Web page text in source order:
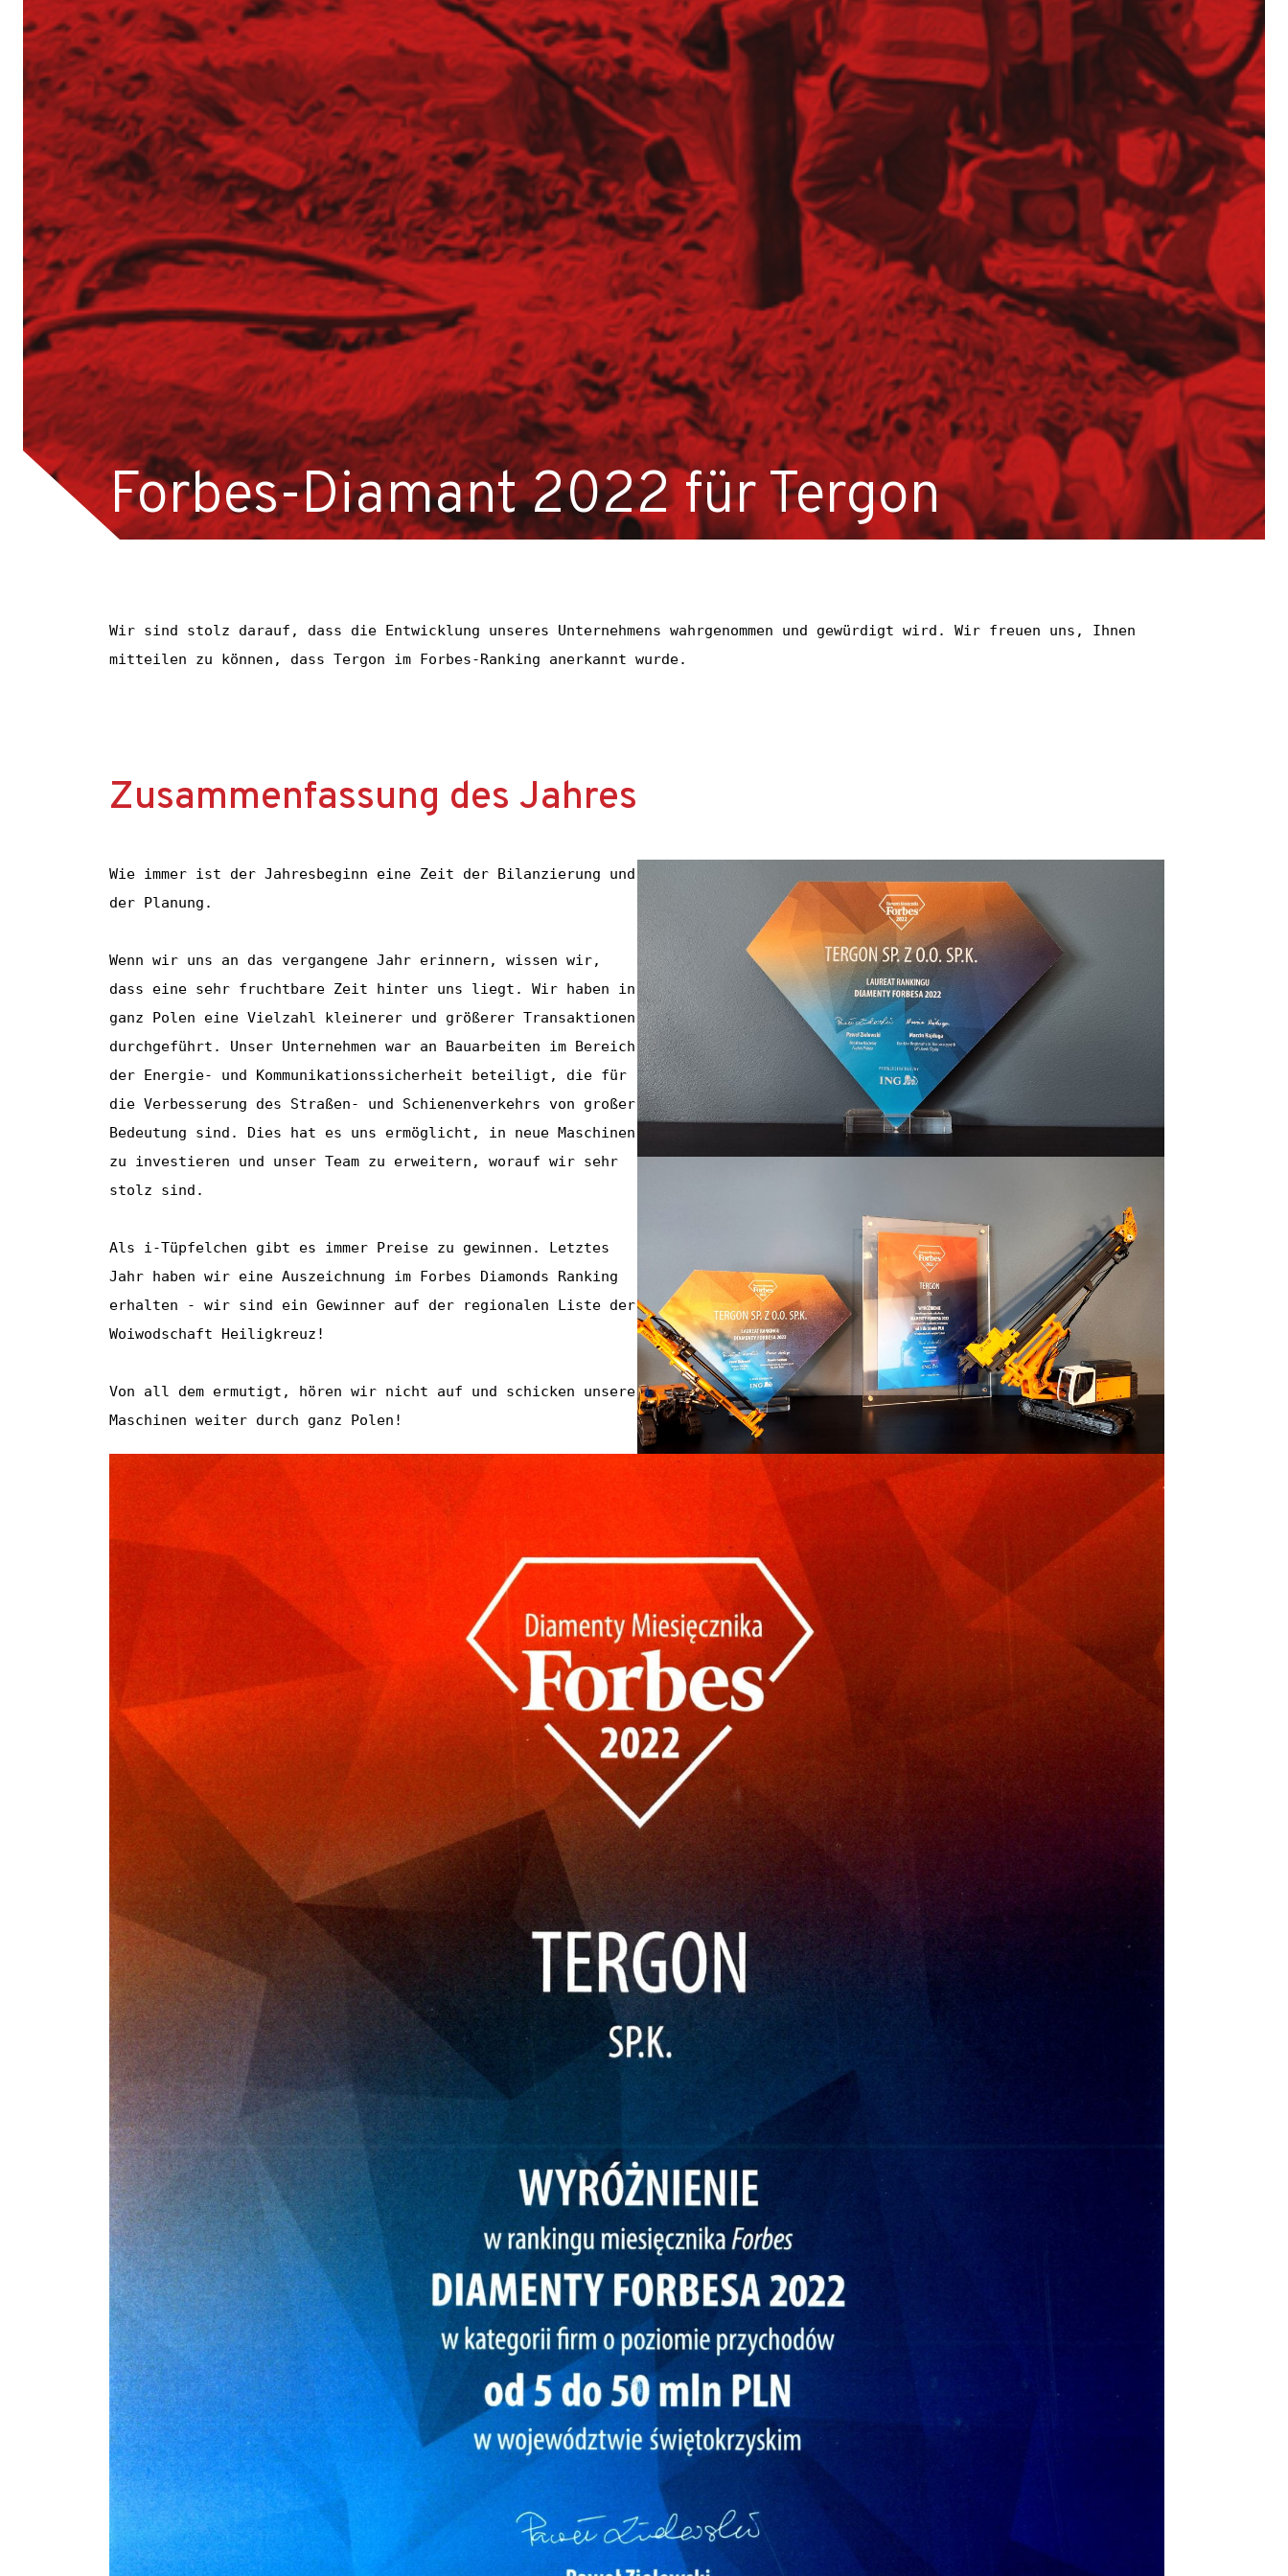
Düsenstrahlsäule
Mikropfähle
Verdrängungspfähle
Dichtungswände und Bodeninjektion
Dichtungsinjektion
Düsenstrahlverfahren
Geothermische Pfähle und Mikropfähle
Sicherung von Hängen und Böschungen
Bodennägel
Stahlnetze
Spritzbeton
Tunnelarbeiten
Karriere
Kontakt
Nachricht
Startseite-old
Forbes-Diamant 2022 für Tergon
Wir sind stolz darauf, dass die Entwicklung unseres Unternehmens wahrgenommen und gewürdigt wird. Wir freuen uns, Ihnen
mitteilen zu können, dass Tergon im Forbes-Ranking anerkannt wurde.
Zusammenfassung des Jahres
Wie immer ist der Jahresbeginn eine Zeit der Bilanzierung und
der Planung.
Wenn wir uns an das vergangene Jahr erinnern, wissen wir,
dass eine sehr fruchtbare Zeit hinter uns liegt. Wir haben in
ganz Polen eine Vielzahl kleinerer und größerer Transaktionen
durchgeführt. Unser Unternehmen war an Bauarbeiten im Bereich
der Energie- und Kommunikationssicherheit beteiligt, die für
die Verbesserung des Straßen- und Schienenverkehrs von großer
Bedeutung sind. Dies hat es uns ermöglicht, in neue Maschinen
zu investieren und unser Team zu erweitern, worauf wir sehr
stolz sind.
Als i-Tüpfelchen gibt es immer Preise zu gewinnen. Letztes
Jahr haben wir eine Auszeichnung im Forbes Diamonds Ranking
erhalten - wir sind ein Gewinner auf der regionalen Liste der
Woiwodschaft Heiligkreuz!
Von all dem ermutigt, hören wir nicht auf und schicken unsere